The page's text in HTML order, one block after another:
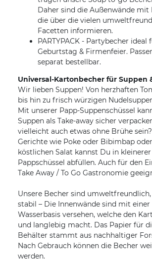
Daher sind die Außenwände mit
die über die vielen
Facetten informieren.
PARTYPACK - Partybecher
Geburtstag & Firmenfeier.
separat bestellbar.
Universal-Kartonbecher für Suppen
Wir lieben Suppen! Von herzhaften
bis hin zu frisch würzigen
Mit unserer Papp-Suppenschüssel
Suppen als Take-away sicher
vielleicht auch etwas ohne Brühe
Gerichte wie Poke oder Bibimbap
köstlichen Salat kannst Du in
Pappschüssel abfüllen. Auch für den
Take Away / To Go Gastronomie
Unsere Becher sind
stabil – Die Innenwände sind mit
Wasserbasis versehen, welche den
und langlebig macht. Das Papier für
Behälter stammt aus nachhaltiger
Nach Gebrauch können die Becher
werden.